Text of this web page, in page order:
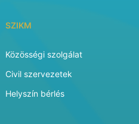
SZIKM
Közösségi szolgálat
Civil szervezetek
Helyszín bérlés